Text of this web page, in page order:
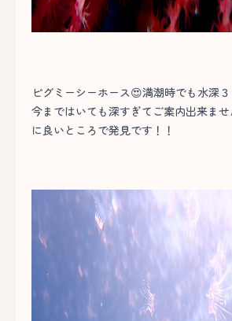
ピグミーシーホース😍満潮時でも水深
今まではいても深すぎてご案内出来ま
に良いところで発見です！！